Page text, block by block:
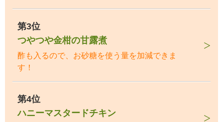
第3位
つやつや金柑の甘露煮
酢も入るので、お砂糖を使う量を加減できま
す！
第4位
ハニーマスタードチキン